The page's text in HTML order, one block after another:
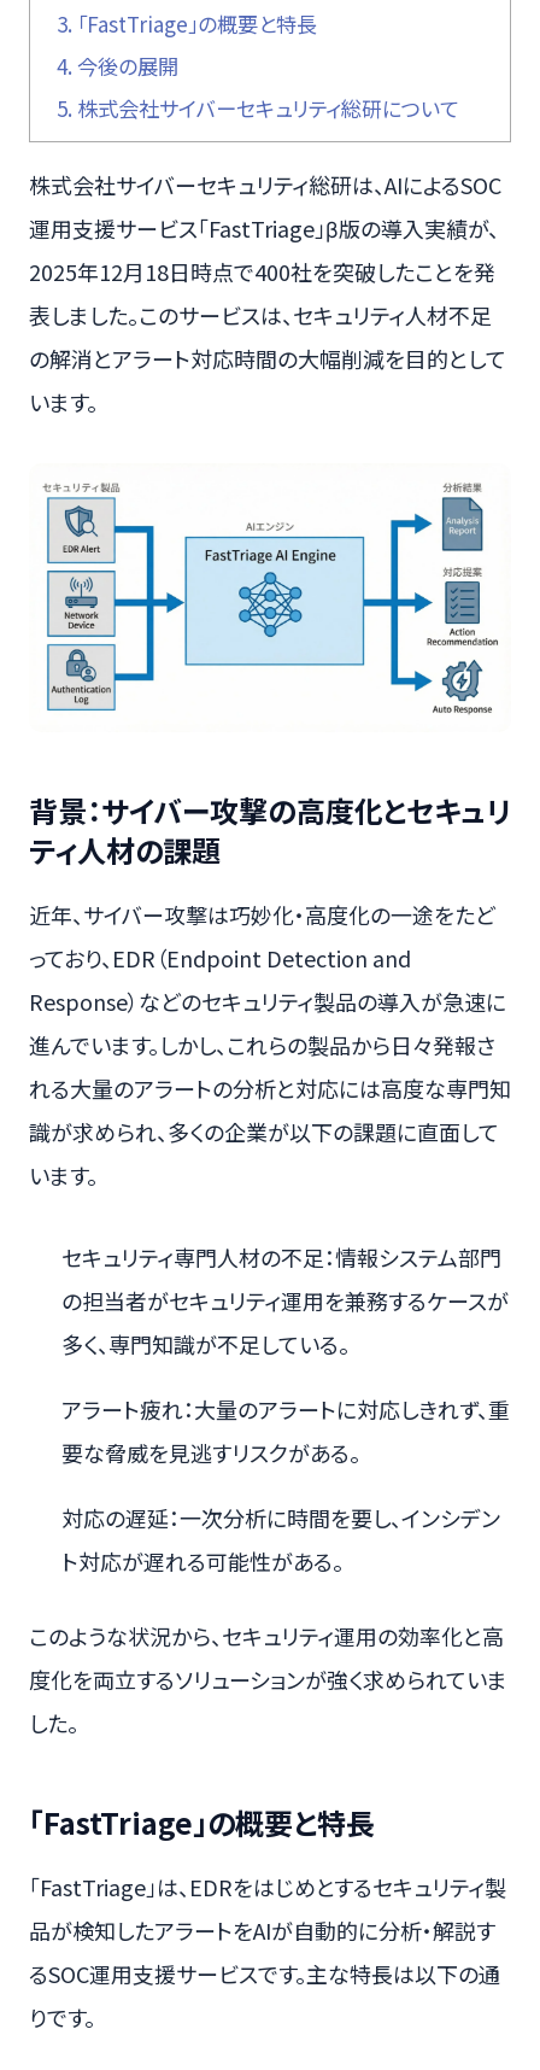
3. 「FastTriage」の概要と特長
4. 今後の展開
5. 株式会社サイバーセキュリティ総研について
株式会社サイバーセキュリティ総研は、AIによるSOC
運用支援サービス「FastTriage」β版の導入実績が、
2025年12月18日時点で400社を突破したことを発
表しました。このサービスは、セキュリティ人材不足
の解消とアラート対応時間の大幅削減を目的として
います。
背景：サイバー攻撃の高度化とセキュリ
ティ人材の課題
近年、サイバー攻撃は巧妙化・高度化の一途をたど
っており、EDR（Endpoint Detection and
Response）などのセキュリティ製品の導入が急速に
進んでいます。しかし、これらの製品から日々発報さ
れる大量のアラートの分析と対応には高度な専門知
識が求められ、多くの企業が以下の課題に直面して
います。
セキュリティ専門人材の不足：情報システム部門
の担当者がセキュリティ運用を兼務するケースが
多く、専門知識が不足している。
アラート疲れ：大量のアラートに対応しきれず、重
要な脅威を見逃すリスクがある。
対応の遅延：一次分析に時間を要し、インシデン
ト対応が遅れる可能性がある。
このような状況から、セキュリティ運用の効率化と高
度化を両立するソリューションが強く求められていま
した。
「FastTriage」の概要と特長
「FastTriage」は、EDRをはじめとするセキュリティ製
品が検知したアラートをAIが自動的に分析・解説す
るSOC運用支援サービスです。主な特長は以下の通
りです。